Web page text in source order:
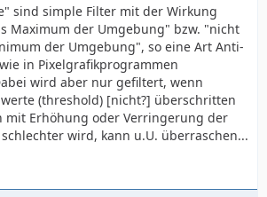
sind simple Filter mit der Wirkung
Maximum der Umgebung" bzw. "nicht
der Umgebung", so eine Art Anti-
in Pixelgrafikprogrammen
wird aber nur gefiltert, wenn
(threshold) [nicht?] überschritten
mit Erhöhung oder Verringerung der
wird, kann u.U. überraschen...